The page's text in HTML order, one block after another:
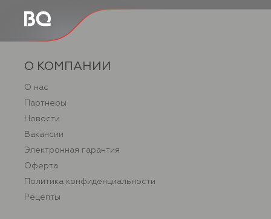
О КОМПАНИИ
О нас
Партнеры
Новости
Вакансии
Электронная гарантия
Оферта
Политика конфиденциальности
Рецепты